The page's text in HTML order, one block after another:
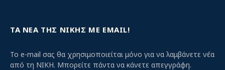
ΤΑ ΝΕΑ ΤΗΣ ΝΙΚΗΣ ΜΕ EMAIL!
Το e-mail σας θα χρησιμοποιείται μόνο για να λαμβάνετε νέα
από τη ΝΙΚΗ. Μπορείτε πάντα να κάνετε απεγγράφη.